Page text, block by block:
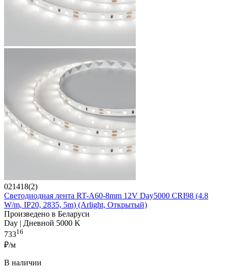
021418(2)
Светодиодная лента RT-A60-8mm 12V Day5000 CRI98 (4.8
W/m, IP20, 2835, 5m) (Arlight, Открытый)
Произведено в Беларуси
Day | Дневной 5000 K
73316
₽/м
В наличии